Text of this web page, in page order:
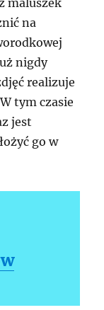
na
nigdy
realizuje
tym czasie
jest
go w